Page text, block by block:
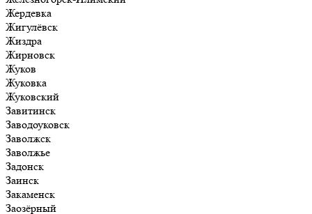
Жердевка
Жигулёвск
Жиздра
Жирновск
Жуков
Жуковка
Жуковский
Завитинск
Заводоуковск
Заволжск
Заволжье
Задонск
Заинск
Закаменск
Заозёрный